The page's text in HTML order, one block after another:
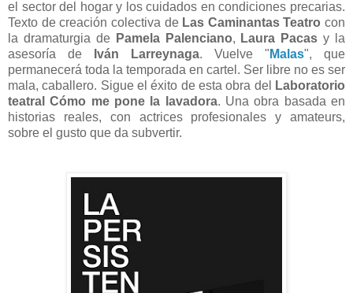
el sector del hogar y los cuidados en condiciones precarias.
Texto de creación colectiva de Las Caminantas Teatro con
la dramaturgia de Pamela Palenciano, Laura Pacas y la
asesoría de
Iván Larreynaga. Vuelve " Malas", que
permanecerá toda la temporada en cartel. Ser libre no es ser
mala, caballero. Sigue el éxito de esta obra del
Laboratorio
teatral Cómo me pone la lavadora. Una obra basada en
historias reales, con actrices profesionales y amateurs,
sobre el gusto que da subvertir.